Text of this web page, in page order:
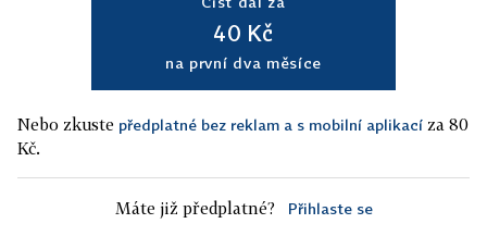
40 Kč
na první dva měsíce
Nebo zkuste předplatné bez reklam a s mobilní aplikací za 80
Kč.
Máte již předplatné? Přihlaste se